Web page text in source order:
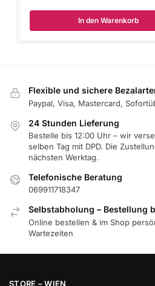
In den Warenkorb
Flexible und sichere
Paypal, Visa, Mastercard,
24 Stunden Lieferung
Bestelle bis 12:00 Uhr – wir
selben Tag mit DPD. Die
nächsten Werktag.
Telefonische Beratung
069911718347
Selbstabholung – Bestellung
Online bestellen & im Shop
Wartezeiten
STORE – WIEN